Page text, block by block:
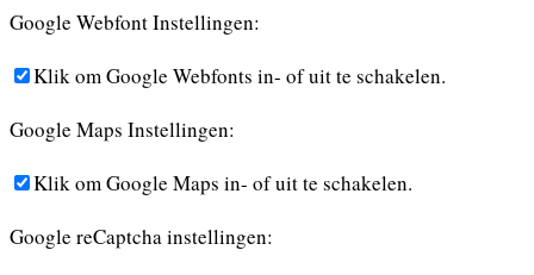
Google Webfont Instellingen:
Klik om Google Webfonts in- of uit te schakelen.
Google Maps Instellingen:
Klik om Google Maps in- of uit te schakelen.
Google reCaptcha instellingen: